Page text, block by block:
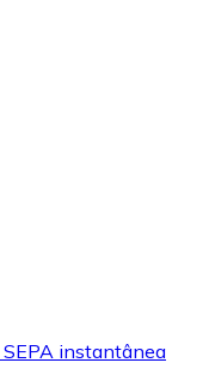
instantânea